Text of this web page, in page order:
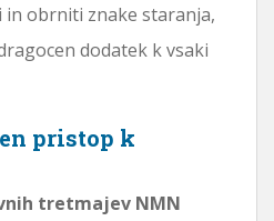
obrniti znake staranja,
dodatek k vsaki
pristop k
tretmajev NMN